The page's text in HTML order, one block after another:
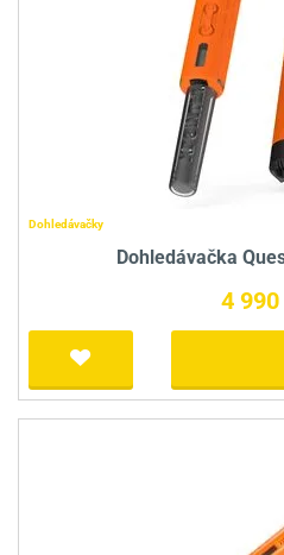
Dohledávačky
Dohledávačka
4 990